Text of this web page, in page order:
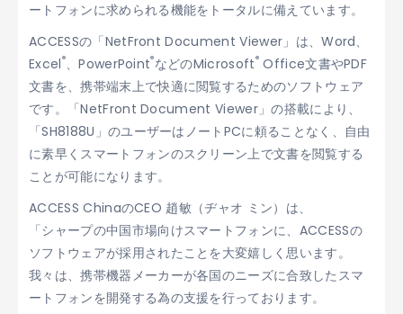
ートフォンに求められる機能をトータルに備えています。
ACCESSの「NetFront Document Viewer」は、Word、
Excel®、PowerPoint®などのMicrosoft®Office文書やPDF
文書を、携帯端末上で快適に閲覧するためのソフトウェア
です。「NetFront Document Viewer」の搭載により、
「SH8188U」のユーザーはノートPCに頼ることなく、自由
に素早くスマートフォンのスクリーン上で文書を閲覧する
ことが可能になります。
ACCESS ChinaのCEO 趙敏（ヂャオ ミン）は、
「シャープの中国市場向けスマートフォンに、ACCESSの
ソフトウェアが採用されたことを大変嬉しく思います。
我々は、携帯機器メーカーが各国のニーズに合致したスマ
ートフォンを開発する為の支援を行っております。